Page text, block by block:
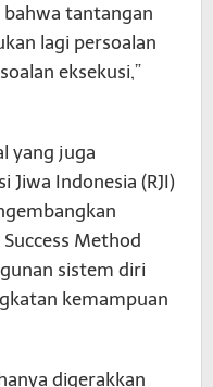
bahwa tantangan
lagi persoalan
eksekusi,”
yang juga
Jiwa Indonesia (RJI)
Method
sistem diri
kemampuan
digerakkan